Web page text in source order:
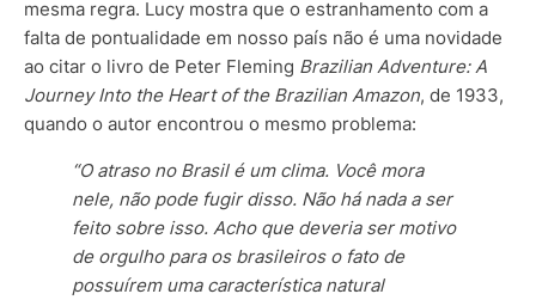
mesma regra. Lucy mostra que o estranhamento com a
falta de pontualidade em nosso país não é uma novidade
ao citar o livro de Peter Fleming Brazilian Adventure: A
Journey Into the Heart of the Brazilian Amazon, de 1933,
quando o autor encontrou o mesmo problema:
“O atraso no Brasil é um clima. Você mora
nele, não pode fugir disso. Não há nada a ser
feito sobre isso. Acho que deveria ser motivo
de orgulho para os brasileiros o fato de
possuírem uma característica natural